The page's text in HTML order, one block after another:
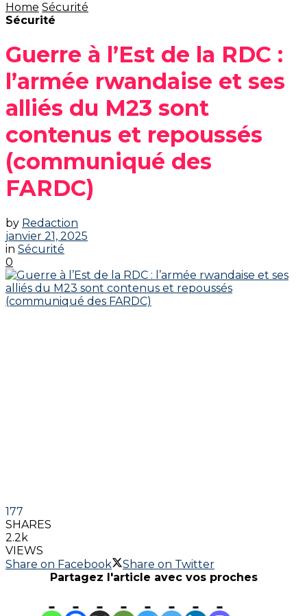
Home Sécurité
Sécurité
Guerre à l’Est de la RDC :
l’armée rwandaise et ses
alliés du M23 sont
contenus et repoussés
(communiqué des
FARDC)
by Redaction
janvier 21, 2025
in Sécurité
0
177
SHARES
2.2k
VIEWS
Share on Facebook
Share on Twitter
Partagez l'article avec vos proches